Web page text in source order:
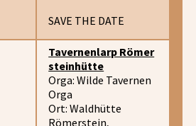
SAVE THE DATE
Tavernenlarp Römer
steinhütte
Orga: Wilde Tavernen
Orga
Ort: Waldhütte
Römerstein,